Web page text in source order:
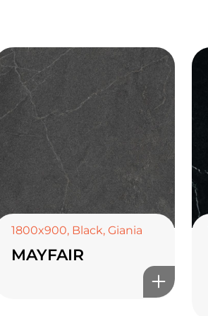
1800x900, Black, Giania
MAYFAIR